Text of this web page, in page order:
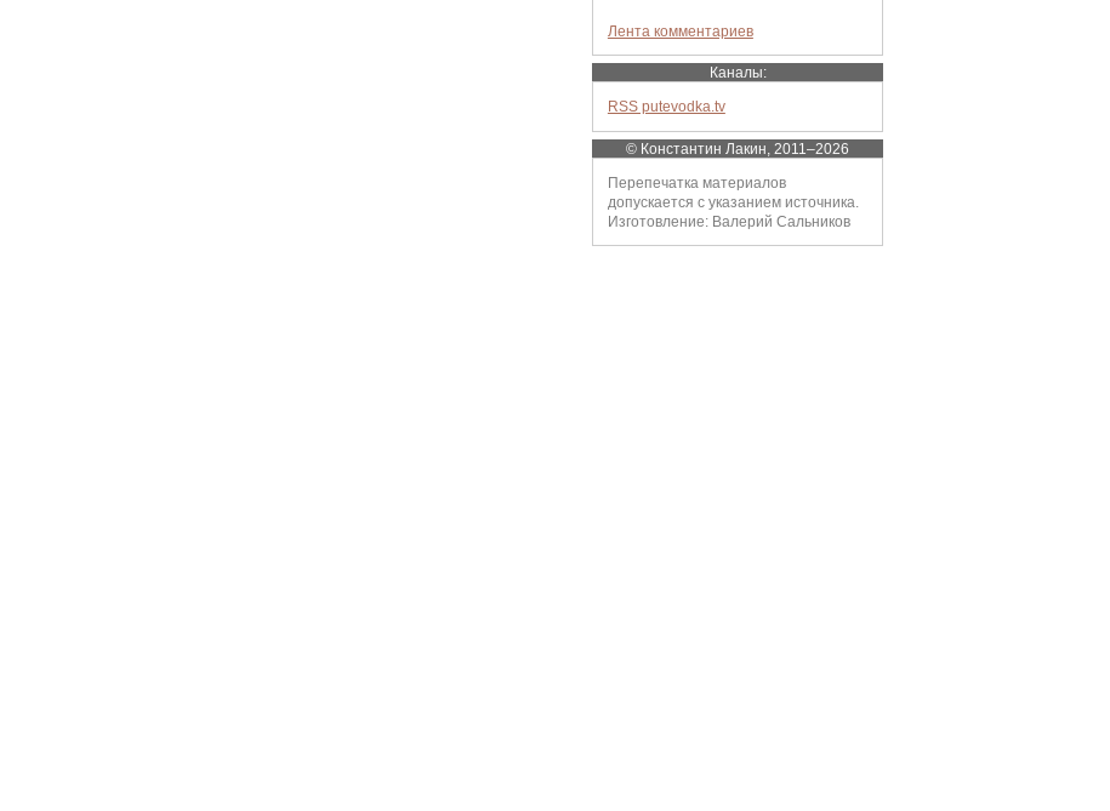
Лента комментариев
Каналы:
RSS putevodka.tv
© Константин Лакин, 2011–2026
Перепечатка материалов
допускается с указанием источника.
Изготовление: Валерий Сальников